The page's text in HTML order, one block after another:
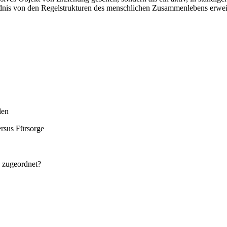
von den Regelstrukturen des menschlichen Zusammenlebens
Fürsorge